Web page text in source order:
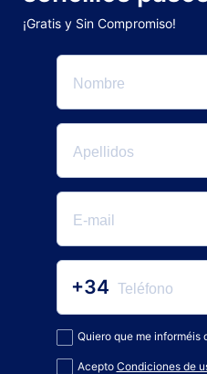
¡Gratis y Sin Compromiso!
+34
Quiero que me informéis
Acepto Condiciones de